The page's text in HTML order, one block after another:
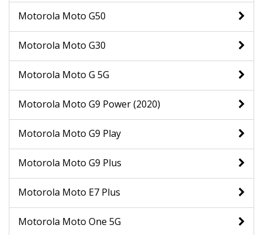
Motorola Moto G50
Motorola Moto G30
Motorola Moto G 5G
Motorola Moto G9 Power (2020)
Motorola Moto G9 Play
Motorola Moto G9 Plus
Motorola Moto E7 Plus
Motorola Moto One 5G